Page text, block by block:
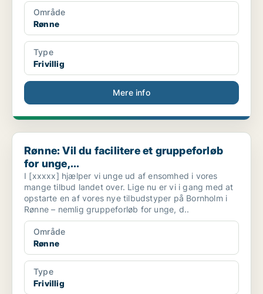
Område
Rønne
Type
Frivillig
Mere info
Rønne: Vil du facilitere et gruppeforløb for unge,...
Rønne: Vil du facilitere et gruppeforløb
for unge,...
I [xxxxx] hjælper vi unge ud af ensomhed i vores
mange tilbud landet over. Lige nu er vi i gang med at
opstarte en af vores nye tilbudstyper på Bornholm i
Rønne – nemlig gruppeforløb for unge, d..
Område
Rønne
Type
Frivillig